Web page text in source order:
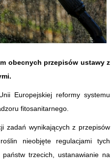
obecnych przepisów ustawy z
Europejskiej reformy systemu
fitosanitarnego.
zadań wynikających z przepisów
nieobjęte regulacjami tych
trzecich, ustanawianie na